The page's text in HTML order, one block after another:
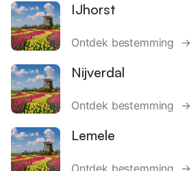
IJhorst
Ontdek bestemming →
Nijverdal
Ontdek bestemming →
Lemele
Ontdek bestemming →